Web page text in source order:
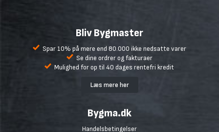
Bliv Bygmaster
Spar 10% på mere end 80.000 ikke nedsatte varer
Se dine ordrer og fakturaer
Mulighed for op til 40 dages rentefri kredit
Læs mere her
Bygma.dk
Handelsbetingelser